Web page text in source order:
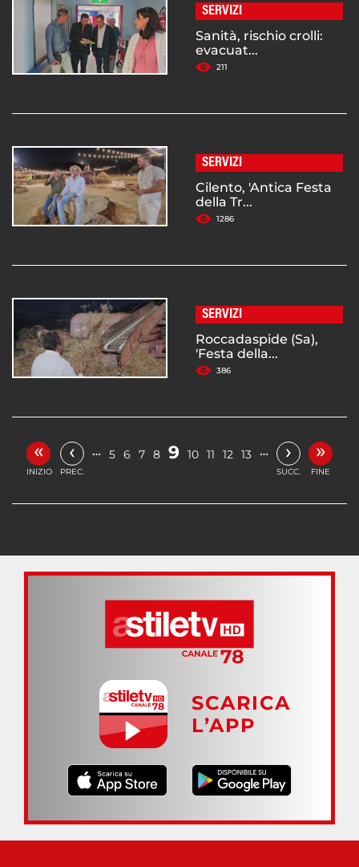
SERVIZI
Sanità, rischio crolli:
evacuat...
211
SERVIZI
Cilento, 'Antica Festa
della Tr...
1286
SERVIZI
Roccadaspide (Sa),
'Festa della...
386
«
INIZIO
‹
PREC.
… 5 6 7 8 9 10 11 12 13 … ›
SUCC.
»
FINE
SCARICA
L’APP